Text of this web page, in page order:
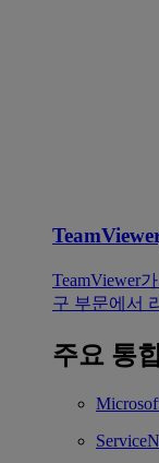
TeamViewer
구 부문에서
주요 통